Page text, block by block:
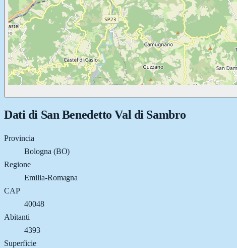
Dati di San Benedetto Val di Sambro
Provincia
Bologna (BO)
Regione
Emilia-Romagna
CAP
40048
Abitanti
4393
Superficie